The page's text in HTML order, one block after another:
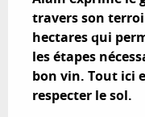
travers son
hectares qui
les étapes
bon vin. Tout ici
respecter le sol.